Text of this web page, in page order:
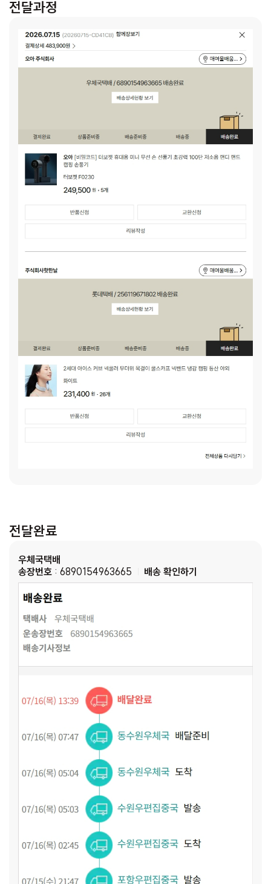
전달과정
전달완료
우체국택배
송장번호 : 6890154963665 배송 확인하기